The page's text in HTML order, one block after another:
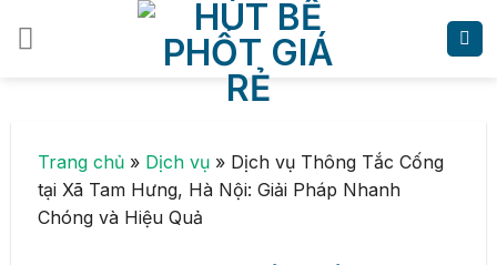
Trang chủ » Dịch vụ » Dịch vụ Thông Tắc Cống
tại Xã Tam Hưng, Hà Nội: Giải Pháp Nhanh
Chóng và Hiệu Quả